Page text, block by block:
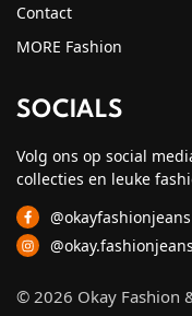
Contact
MORE Fashion
SOCIALS
Volg ons op social
collecties en leuke
@okayfashionjeans
@okay.fashionjeans
© 2026 Okay Fashion